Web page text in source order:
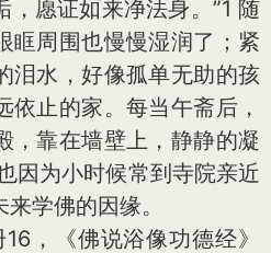
，愿证如来净法身。”1 随
眶周围也慢慢湿润了；紧
泪水，好像孤单无助的孩
依止的家。每当午斋后，
，靠在墙壁上，静静的凝
因为小时候常到寺院亲近
学佛的因缘。
，《佛说浴像功德经》